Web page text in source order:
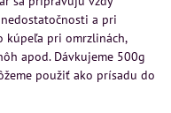
a pri
kúpeľa pri omrzlinách,
apod. Dávkujeme 500g
použiť ako prísadu do